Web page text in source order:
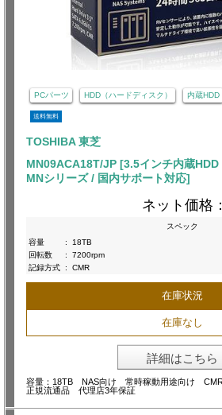
PCパーツ HDD（ハードディスク） 内蔵HDD
送料無料
TOSHIBA 東芝
MN09ACA18T/JP [3.5インチ内蔵
MNシリーズ / 国内サポート対応]
ネット価格：
スペック
容量
:
18TB
回転数
:
7200rpm
記録方式 : CMR
在庫状況
在庫なし
詳細はこちら
容量：18TB NAS向け 常時稼動用途向け
正規流通品 代理店3年保証